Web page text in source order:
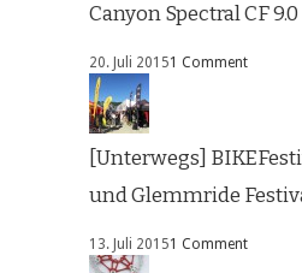
Canyon Spectral CF 9.0
20. Juli 20151 Comment
[Unterwegs]
und Glemmride
13. Juli 20151 Comment